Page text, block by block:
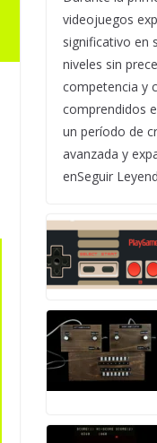
videojuegos
significativo en
niveles sin
competencia y
comprendidos
un período de
avanzada y
enSeguir